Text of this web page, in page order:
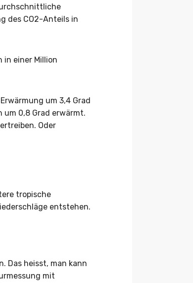
des CO2-Anteils in
in einer Million
um 3,4 Grad
um 0,8 Grad erwärmt.
Oder
tropische
entstehen.
Das heisst, man kann
mit